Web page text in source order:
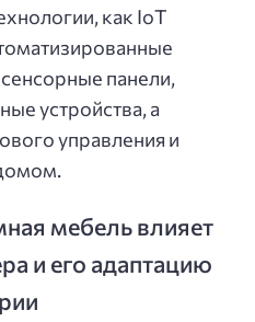
как IoT
панели,
устройства, а
управления и
мебель влияет
и его адаптацию